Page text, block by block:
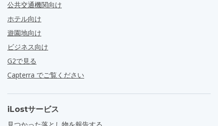
公共交通機関向け
ホテル向け
遊園地向け
ビジネス向け
G2で見る
Capterra でご覧ください
iLostサービス